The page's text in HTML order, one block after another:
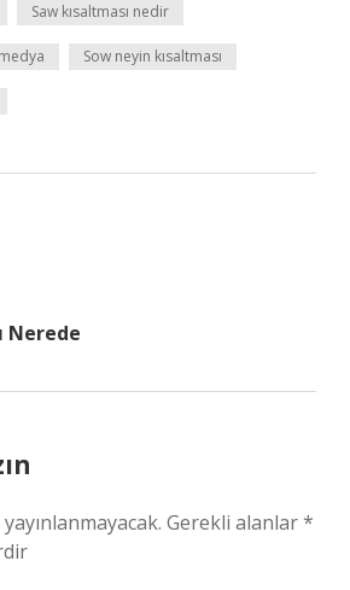
Saw kısaltması nedir
Sow neyin kısaltması
Nerede
Gerekli alanlar*